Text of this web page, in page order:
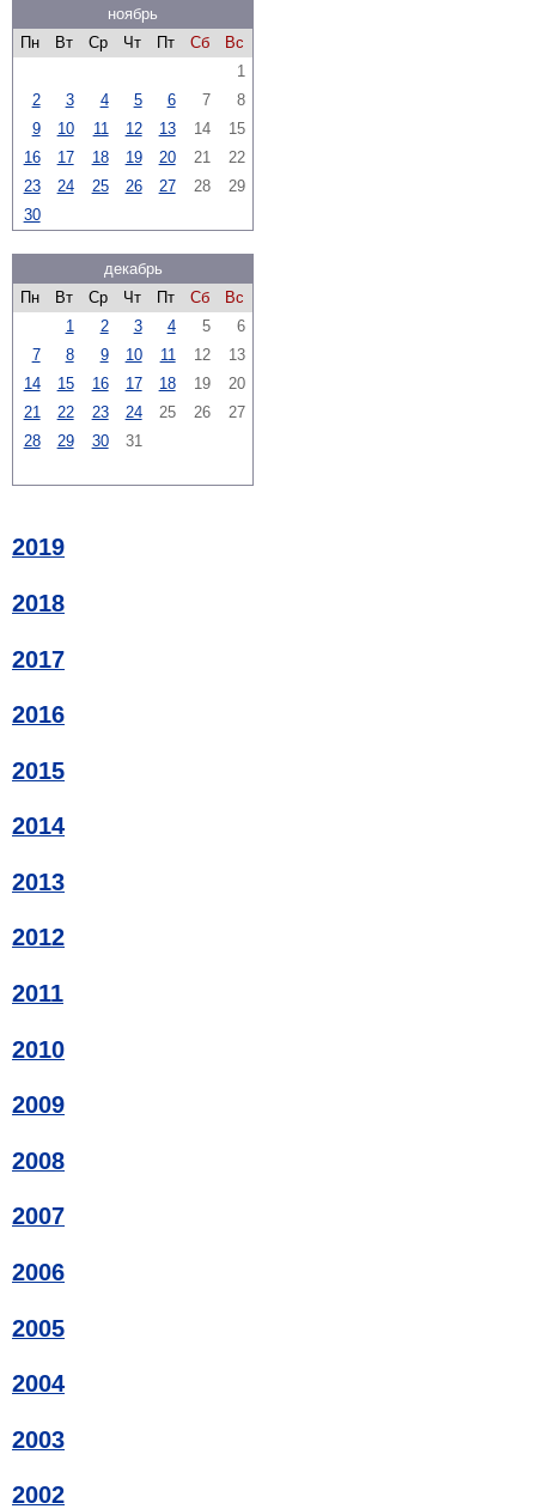
ноябрь
Пн
Вт Ср Чт Пт Сб
Вс
1
2
3 4 5 6 7
8
9
10 11 12 13 14
15
16
17 18 19 20 21
22
23
24 25 26 27 28
29
30
декабрь
Пн
Вт Ср Чт Пт Сб
Вс
1
2 3 4 5
6
7
8 9 10 11 12
13
14
15 16 17 18 19
20
21
22 23 24 25 26
27
28
29 30 31
2019
2018
2017
2016
2015
2014
2013
2012
2011
2010
2009
2008
2007
2006
2005
2004
2003
2002